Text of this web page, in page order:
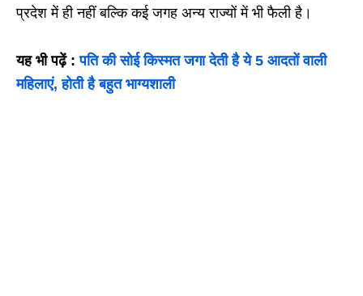
प्रदेश में ही नहीं बल्कि कई जगह अन्य राज्यों में भी फैली है।
यह भी पढ़ें :पति की सोई किस्मत जगा देती है ये 5 आदतों वाली
महिलाएं, होती है बहुत भाग्यशाली